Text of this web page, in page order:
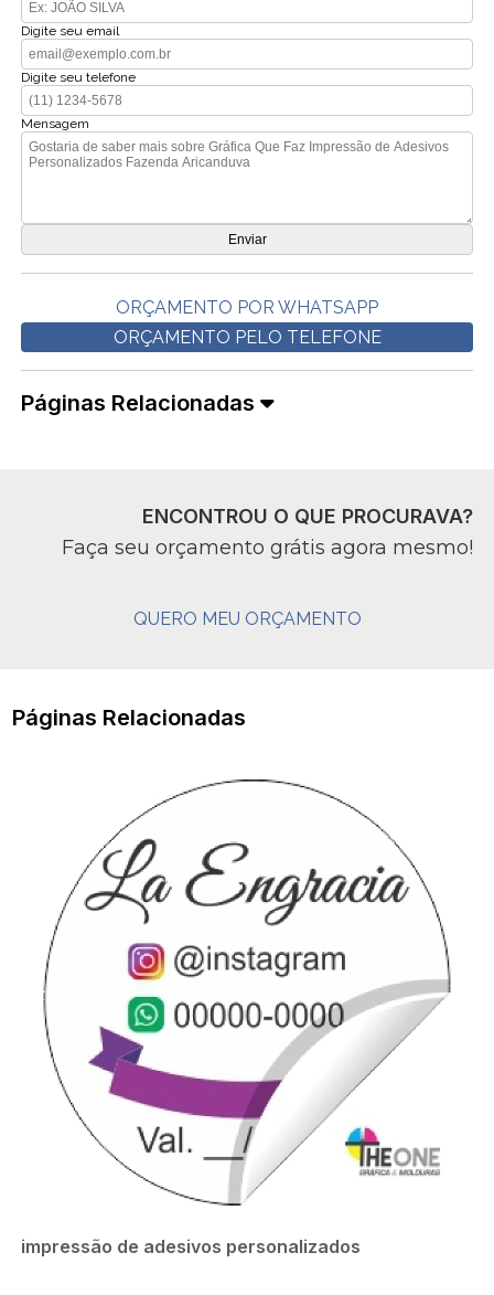
Digite seu email
Digite seu telefone
Mensagem
ORÇAMENTO POR WHATSAPP
ORÇAMENTO PELO TELEFONE
Páginas Relacionadas
ENCONTROU O QUE PROCURAVA?
Faça seu orçamento grátis agora mesmo!
QUERO MEU ORÇAMENTO
Páginas Relacionadas
impressão de adesivos personalizados